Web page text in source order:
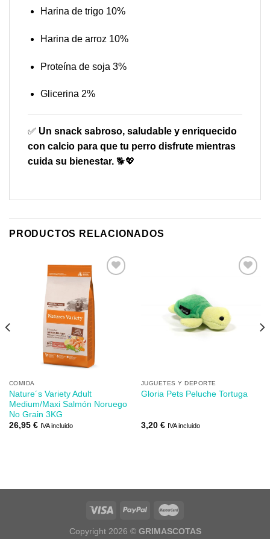
Harina de trigo 10%
Harina de arroz 10%
Proteína de soja 3%
Glicerina 2%
✅ Un snack sabroso, saludable y enriquecido
con calcio para que tu perro disfrute mientras
cuida su bienestar. 🐕💖
PRODUCTOS RELACIONADOS
COMIDA
Nature´s Variety Adult
Medium/Maxi Salmón Noruego
No Grain 3KG
26,95 € IVA incluido
lista de
JUGUETES Y DEPORTE
Gloria Pets Peluche Tortuga
3,20 € IVA incluido
Copyright 2026 © GRIMASCOTAS